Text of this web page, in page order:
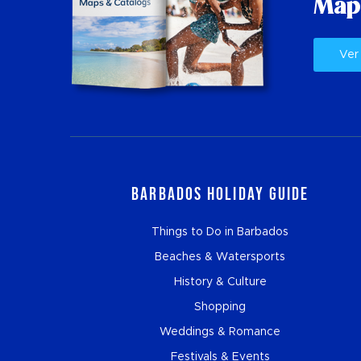
Barbados Holiday Guide
Things to Do in Barbados
Beaches & Watersports
History & Culture
Shopping
Weddings & Romance
Festivals & Events